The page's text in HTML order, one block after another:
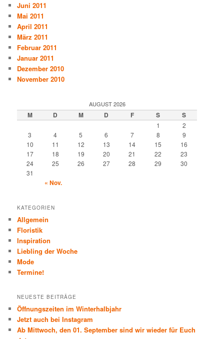
Juni 2011
Mai 2011
April 2011
März 2011
Februar 2011
Januar 2011
Dezember 2010
November 2010
AUGUST 2026
M D M D F S S
1
2
3
4 5 6 7 8
9
10
11 12 13 14 15
16
17
18 19 20 21 22
23
24
25 26 27 28 29
30
31
« Nov.
KATEGORIEN
Allgemein
Floristik
Inspiration
Liebling der Woche
Mode
Termine!
NEUESTE BEITRÄGE
Öffnungszeiten im Winterhalbjahr
Jetzt auch bei Instagram
Ab Mittwoch, den 01. September sind wir wieder für Euch